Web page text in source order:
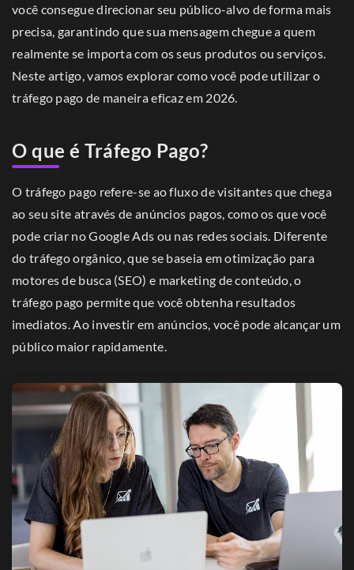
você consegue direcionar seu público-alvo de forma mais
precisa, garantindo que sua mensagem chegue a quem
realmente se importa com os seus produtos ou serviços.
Neste artigo, vamos explorar como você pode utilizar o
tráfego pago de maneira eficaz em 2026.
O que é Tráfego Pago?
O tráfego pago refere-se ao fluxo de visitantes que chega
ao seu site através de anúncios pagos, como os que você
pode criar no Google Ads ou nas redes sociais. Diferente
do tráfego orgânico, que se baseia em otimização para
motores de busca (SEO) e marketing de conteúdo, o
tráfego pago permite que você obtenha resultados
imediatos. Ao investir em anúncios, você pode alcançar um
público maior rapidamente.